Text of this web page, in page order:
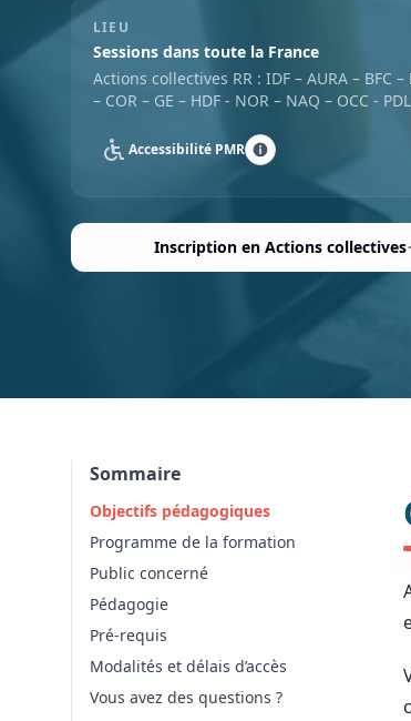
LIEU
Sessions dans toute la France
Actions collectives RR : IDF – AURA – BFC –
– COR – GE – HDF - NOR – NAQ – OCC -
Accessibilité PMR
Inscription en Actions collectives
Sommaire
Objectifs pédagogiques
Programme de la formation
Public concerné
Pédagogie
Pré-requis
Modalités et délais d’accès
Vous avez des questions ?